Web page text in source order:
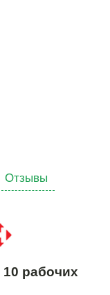
Отзывы
рабочих